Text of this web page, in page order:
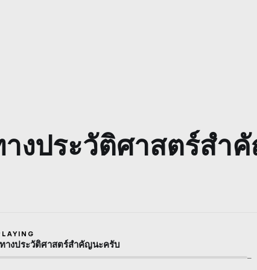
งประวัติศาสตร์สำ
างประวัติศาสตร์สำคัญนะครับ
—